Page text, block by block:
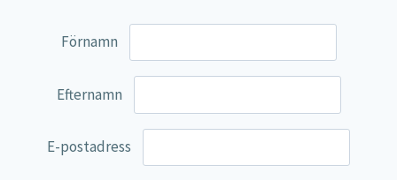
Näringspulver
100% Natural
Synergos
Förnamn
Efternamn
E-postadress